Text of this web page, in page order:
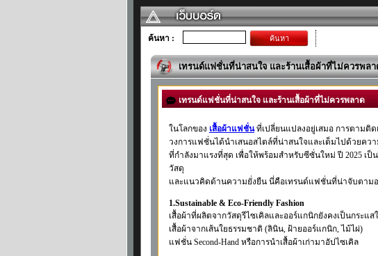
ค้นหา : ค้นหา
เทรนด์แฟชั่นที่น่าสนใจ และร้านเสื้อผ้าที่ไม่ควรพลา
เทรนด์แฟชั่นที่น่าสนใจ และร้านเสื้อผ้าที่ไม่ควรพลาด
ในโลกของ เสื้อผ้าแฟชั่นที่เปลี่ยนแปลงอยู่เสมอ การตามติด
วงการแฟชั่นได้นำเสนอสไตล์ที่น่าสนใจและเต็มไปด้วยคว
ที่กำลังมาแรงที่สุด เพื่อให้พร้อมสำหรับซีซั่นใหม่ ปี 2025 เ
วัสดุ
และแนวคิดด้านความยั่งยืน นี่คือเทรนด์แฟชั่นที่น่าจับตาม
1.Sustainable & Eco-Friendly Fashion
เสื้อผ้าที่ผลิตจากวัสดุรีไซเคิลและออร์แกนิกยังคงเป็นกระแ
เสื้อผ้าจากเส้นใยธรรมชาติ (ลินิน, ฝ้ายออร์แกนิก, ไม้ไผ่)
แฟชั่น Second-Hand หรือการนำเสื้อผ้าเก่ามาอัปไซเคิล